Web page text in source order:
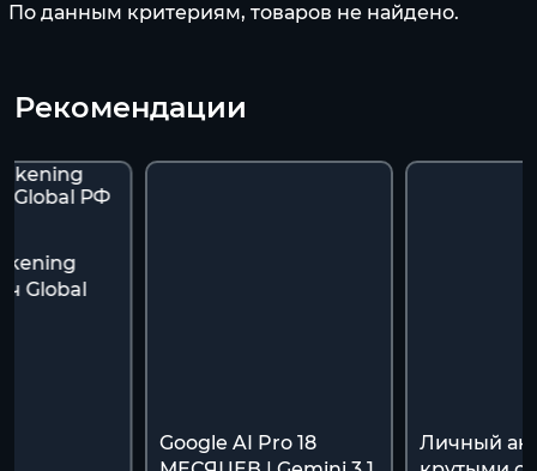
По данным критериям, товаров не найдено.
Рекомендации
Global
Google AI Pro 18
Личный